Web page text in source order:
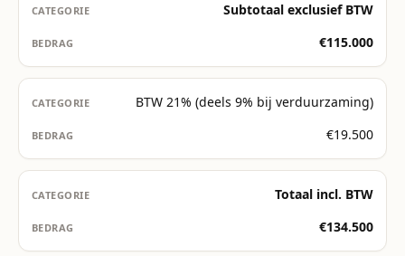
Subtotaal exclusief BTW
€115.000
BTW 21% (deels 9% bij verduurzaming)
€19.500
Totaal incl. BTW
€134.500